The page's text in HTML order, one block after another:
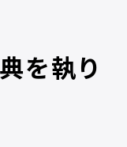
を執り